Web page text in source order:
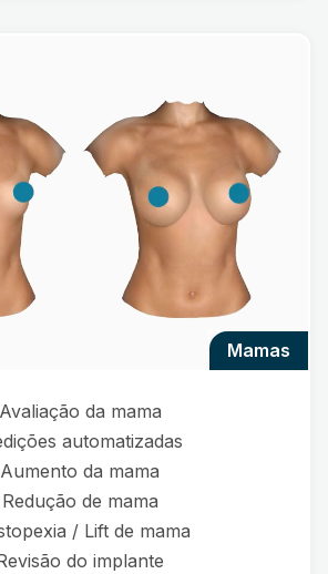
mamas
Avaliação da mama
automatizadas
Aumento da mama
Redução de mama
/ Lift de mama
do implante